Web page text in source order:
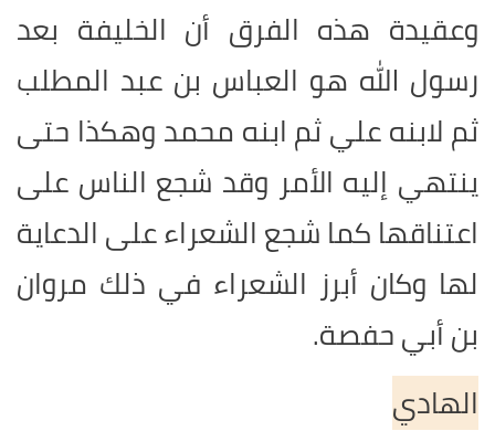
وعقيدة هذه الفرق أن الخليفة بعد
رسول الله هو العباس بن عبد المطلب
ثم لابنه علي ثم ابنه محمد وهكذا حتى
ينتهي إليه الأمر وقد شجع الناس على
اعتناقها كما شجع الشعراء على الدعاية
لها وكان أبرز الشعراء في ذلك مروان
بن أبي حفصة.
الهادي